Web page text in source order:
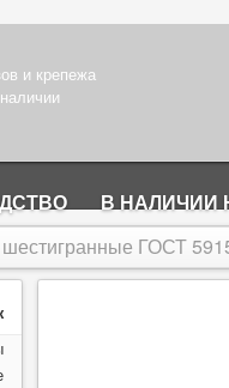
и крепежа
В НАЛИЧИИ
шестигранные ГОСТ